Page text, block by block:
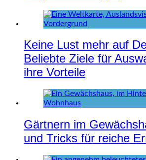
Keine Lust mehr auf
Beliebte Ziele für
ihre Vorteile
Gärtnern im
und Tricks für reiche